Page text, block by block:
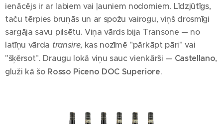
ienācējs ir ar labiem vai ļauniem nodomiem. Līdzjūtīgs,
taču tērpies bruņās un ar spožu vairogu, viņš drosmīgi
sargāja savu pilsētu. Viņa vārds bija Transone — no
latīņu vārda transire, kas nozīmē "pārkāpt pāri" vai
"šķērsot". Draugu lokā viņu sauc vienkārši — Castellano,
gluži kā šo Rosso Piceno DOC Superiore.